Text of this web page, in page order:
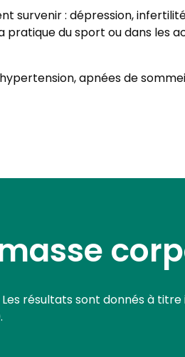
survenir : dépression,
du sport ou dans les
apnées de
résultats sont donnés à